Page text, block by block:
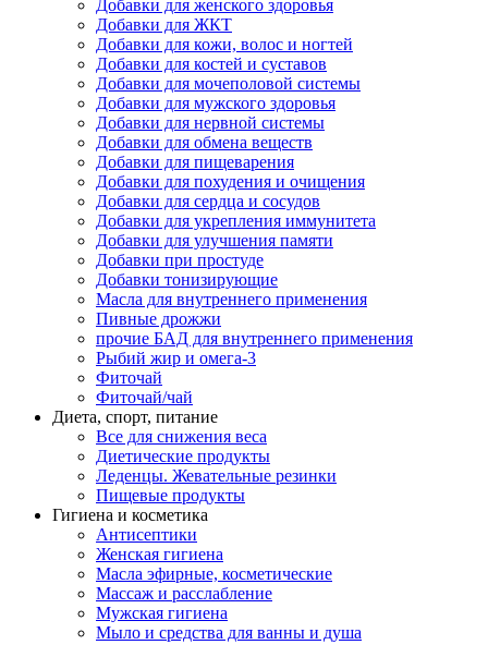
Добавки для женского здоровья
Добавки для ЖКТ
Добавки для кожи, волос и ногтей
Добавки для костей и суставов
Добавки для мочеполовой системы
Добавки для мужского здоровья
Добавки для нервной системы
Добавки для обмена веществ
Добавки для пищеварения
Добавки для похудения и очищения
Добавки для сердца и сосудов
Добавки для укрепления иммунитета
Добавки для улучшения памяти
Добавки при простуде
Добавки тонизирующие
Масла для внутреннего применения
Пивные дрожжи
прочие БАД для внутреннего применения
Рыбий жир и омега-3
Фиточай
Фиточай/чай
Диета, спорт, питание
Все для снижения веса
Диетические продукты
Леденцы. Жевательные резинки
Пищевые продукты
Гигиена и косметика
Антисептики
Женская гигиена
Масла эфирные, косметические
Массаж и расслабление
Мужская гигиена
Мыло и средства для ванны и душа